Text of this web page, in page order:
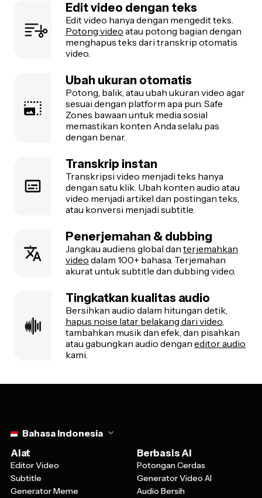
Edit video dengan teks
Edit video hanya dengan mengedit teks.
Potong video atau potong bagian dengan
menghapus teks dari transkrip otomatis
video.
Ubah ukuran otomatis
Potong, balik, atau ubah ukuran video agar
sesuai dengan platform apa pun. Safe
Zones bawaan untuk media sosial
memastikan konten Anda selalu pas
dengan benar.
Transkrip instan
Transkripsi video menjadi teks hanya
dengan satu klik. Ubah konten audio atau
video menjadi artikel dan postingan teks,
atau konversi menjadi subtitle.
Penerjemahan & dubbing
Jangkau audiens global dan terjemahkan
video dalam 100+ bahasa. Terjemahan
akurat untuk subtitle dan dubbing video.
Tingkatkan kualitas audio
Bersihkan audio dalam hitungan detik,
hapus noise latar belakang dari video,
tambahkan musik dan efek, dan pisahkan
atau gabungkan audio dengan editor audio
kami.
Bahasa Indonesia
Alat
Editor Video
Subtitle
Generator Meme
Berbasis AI
Potongan Cerdas
Generator Video AI
Audio Bersih